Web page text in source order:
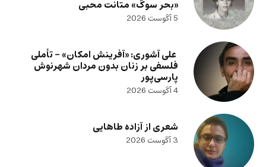
«بحر سوگ» متانت محبی
5 آگوست 2026
علی آشوری: «آفرینش امکان» – تأملی
فلسفی بر زنان بدون مردان شهرنوش
پارسی‌پور
4 آگوست 2026
شعری از آزاده طاهایی
3 آگوست 2026